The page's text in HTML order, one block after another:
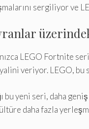
sergiliyor ve
LEGO Fortnite
veriyor. LEGO,
bu yeni seri, daha
daha fazla